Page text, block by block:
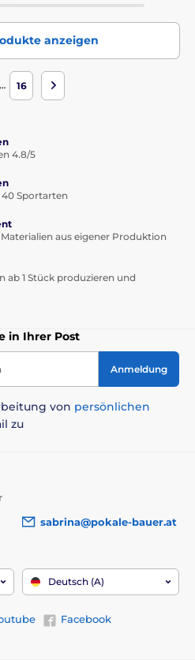
anzeigen
… 16
4.8/5
Sportarten
aus eigener Produktion
ab 1 Stück produzieren und
in Ihrer Post
Anmeldung
von persönlichen
zu
sabrina@pokale-bauer.at
Deutsch (A)
Facebook